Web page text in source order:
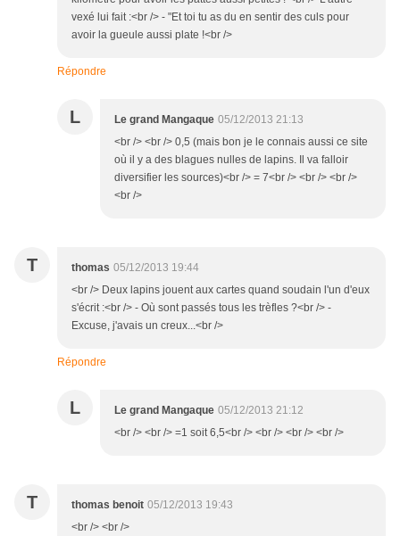
vexé lui fait :<br /> - "Et toi tu as du en sentir des culs pour
avoir la gueule aussi plate !<br />
Répondre
L Le grand Mangaque 05/12/2013 21:13
<br /> <br /> 0,5 (mais bon je le connais aussi ce site
où il y a des blagues nulles de lapins. Il va falloir
diversifier les sources)<br /> = 7<br /> <br /> <br />
<br />
T thomas 05/12/2013 19:44
<br /> Deux lapins jouent aux cartes quand soudain l'un d'eux
s'écrit :<br /> - Où sont passés tous les trèfles ?<br /> -
Excuse, j'avais un creux...<br />
Répondre
L Le grand Mangaque 05/12/2013 21:12
<br /> <br /> =1 soit 6,5<br /> <br /> <br /> <br />
T thomas benoit 05/12/2013 19:43
<br /> <br />